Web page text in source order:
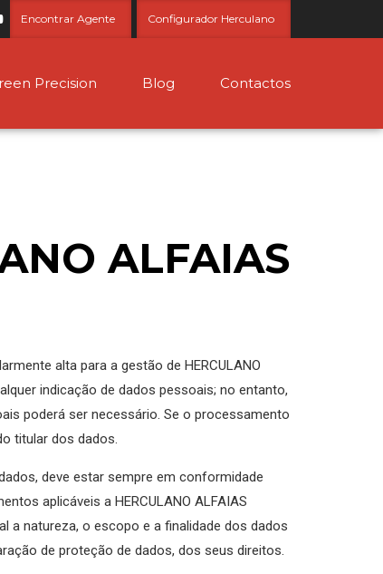
Encontrar Agente Configurador Herculano
Precision Blog Contactos
ALFAIAS
alta para a gestão de HERCULANO
indicação de dados pessoais; no entanto,
poderá ser necessário. Se o processamento
titular dos dados.
deve estar sempre em conformidade
aplicáveis a HERCULANO ALFAIAS
a natureza, o escopo e a finalidade dos dados
de proteção de dados, dos seus direitos.